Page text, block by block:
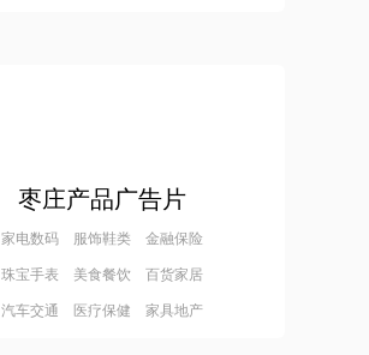
枣庄产品广告片
家电数码 服饰鞋类 金融保险
珠宝手表 美食餐饮 百货家居
汽车交通 医疗保健 家具地产